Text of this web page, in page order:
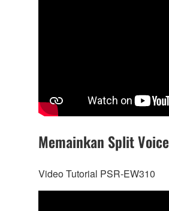
Memainkan Split Voice
Video Tutorial PSR-EW310